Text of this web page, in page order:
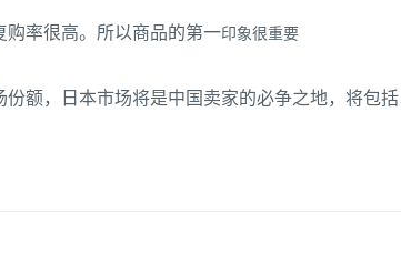
购率很高。所以商品的第一印象很重要
额，日本市场将是中国卖家的必争之地，将包